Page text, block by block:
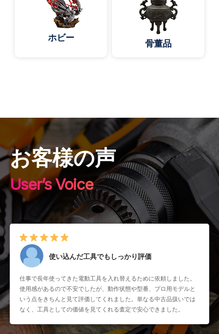
ホビー
骨董品
お客様の声
User’s Voice
使い込んだ工具でもしっかり評価
仕事で長年使ってきた電動工具を入れ替えるために依頼しました。
使用感があるので不安でしたが、動作状態や型番、プロ用モデルと
いう点をきちんと見て評価してくれました。単なる中古品扱いでは
なく、工具としての価値を見てくれる査定で安心できました。